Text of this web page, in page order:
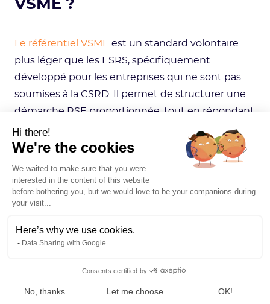
VSME ?
Le référentiel VSME est un standard volontaire
plus léger que les ESRS, spécifiquement
développé pour les entreprises qui ne sont pas
soumises à la CSRD. Il permet de structurer une
démarche RSE proportionnée, tout en répondant
aux demandes croissantes des parties prenantes.
Qu'est-ce que la double
matérialité ?
durabilité selon deux perspectives : l'impact de
(matérialité financière) et l'impact de l'entreprise
sur l'environnement et la société (matérialité
Hi there!
We're the cookies
We waited to make sure that you were
interested in the content of this website
before bothering you, but we would love to be your companions during
your visit...
Here’s why we use cookies.
Data Sharing with Google
Consents certified by
No, thanks Let me choose OK!